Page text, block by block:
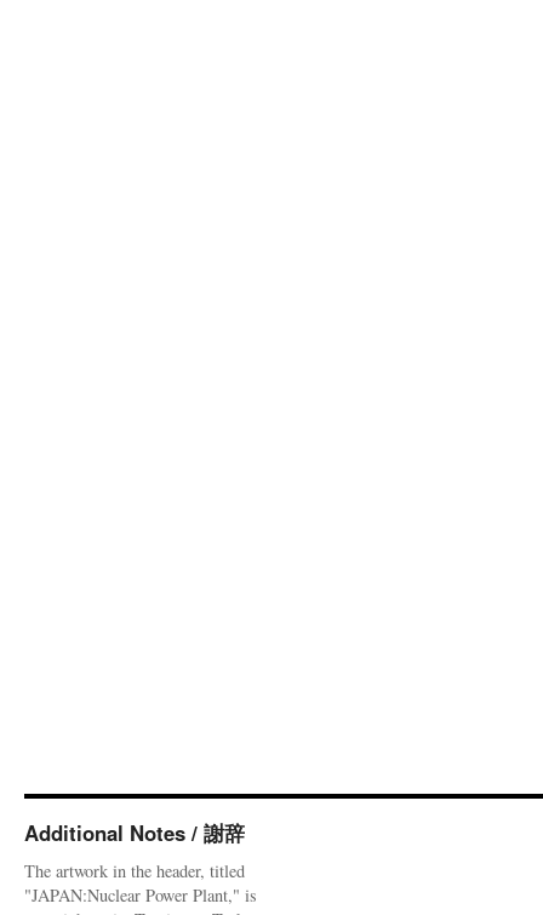
Additional Notes / 謝辞
The artwork in the header, titled
"JAPAN:Nuclear Power Plant," is